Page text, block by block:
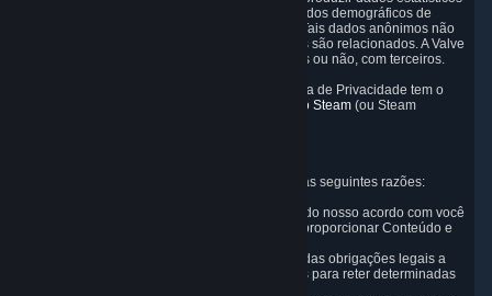
relacionados aos hábitos, padrões de uso e dados demográficos de
usuários como um grupo ou como indivíduos. Tais dados anônimos não
permitem a identificação dos clientes aos quais são relacionados. A Valve
pode compartilhar dados anônimos, agregados ou não, com terceiros.
Outros termos capitalizados na presente Política de Privacidade tem o
Acordo de Assinatura do Steam (ou Steam
A Valve coleta e processa Dados Pessoais pelas seguintes razões:
A) quando for necessário para o desempenho do nosso acordo com você
para fornecer um serviço de jogos completo e proporcionar Conteúdo e
B) quando for necessário para o cumprimento das obrigações legais a
que estamos sujeitos (por exemplo, obrigações para reter determinadas